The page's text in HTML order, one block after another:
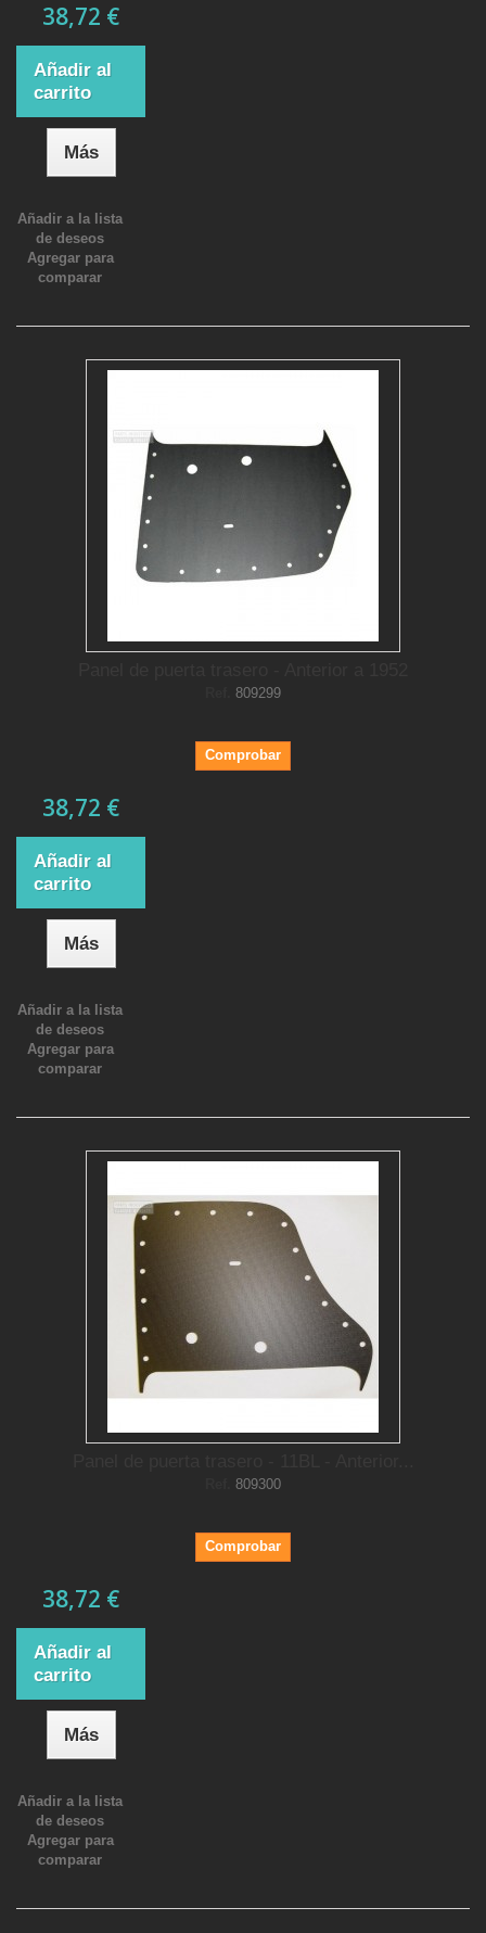
38,72 €
Añadir al
carrito
Más
Añadir a la lista
de deseos
Agregar para
comparar
809299
Comprobar
38,72 €
Añadir al
carrito
Más
Añadir a la lista
de deseos
Agregar para
comparar
809300
Comprobar
38,72 €
Añadir al
carrito
Más
Añadir a la lista
de deseos
Agregar para
comparar